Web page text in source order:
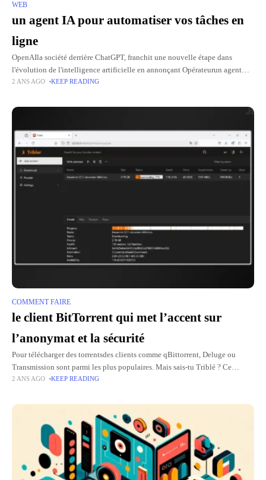
WEB
un agent IA pour automatiser vos tâches en
ligne
OpenAIla société derrière ChatGPT, franchit une nouvelle étape dans
l'évolution de l'intelligence artificielle en annonçant Opérateurun agent
capable de effectuer des tâches sur Internet comme un véritable assistant
2 ANS AGO KEEP READING
COMMENT FAIRE
le client BitTorrent qui met l’accent sur
l’anonymat et la sécurité
Pour télécharger des torrentsdes clients comme qBittorrent, Deluge ou
Transmission sont parmi les plus populaires. Mais sais-tu Triblé ? Ce
logiciel torrentbien que moins connu, propose une approche originale et
2 ANS AGO KEEP READING